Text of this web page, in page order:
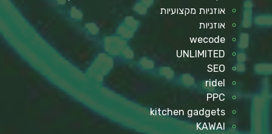
אוזניות מקצועיות
אוזניות
wecode
UNLIMITED
SEO
ridel
PPC
kitchen gadgets
KAWAI